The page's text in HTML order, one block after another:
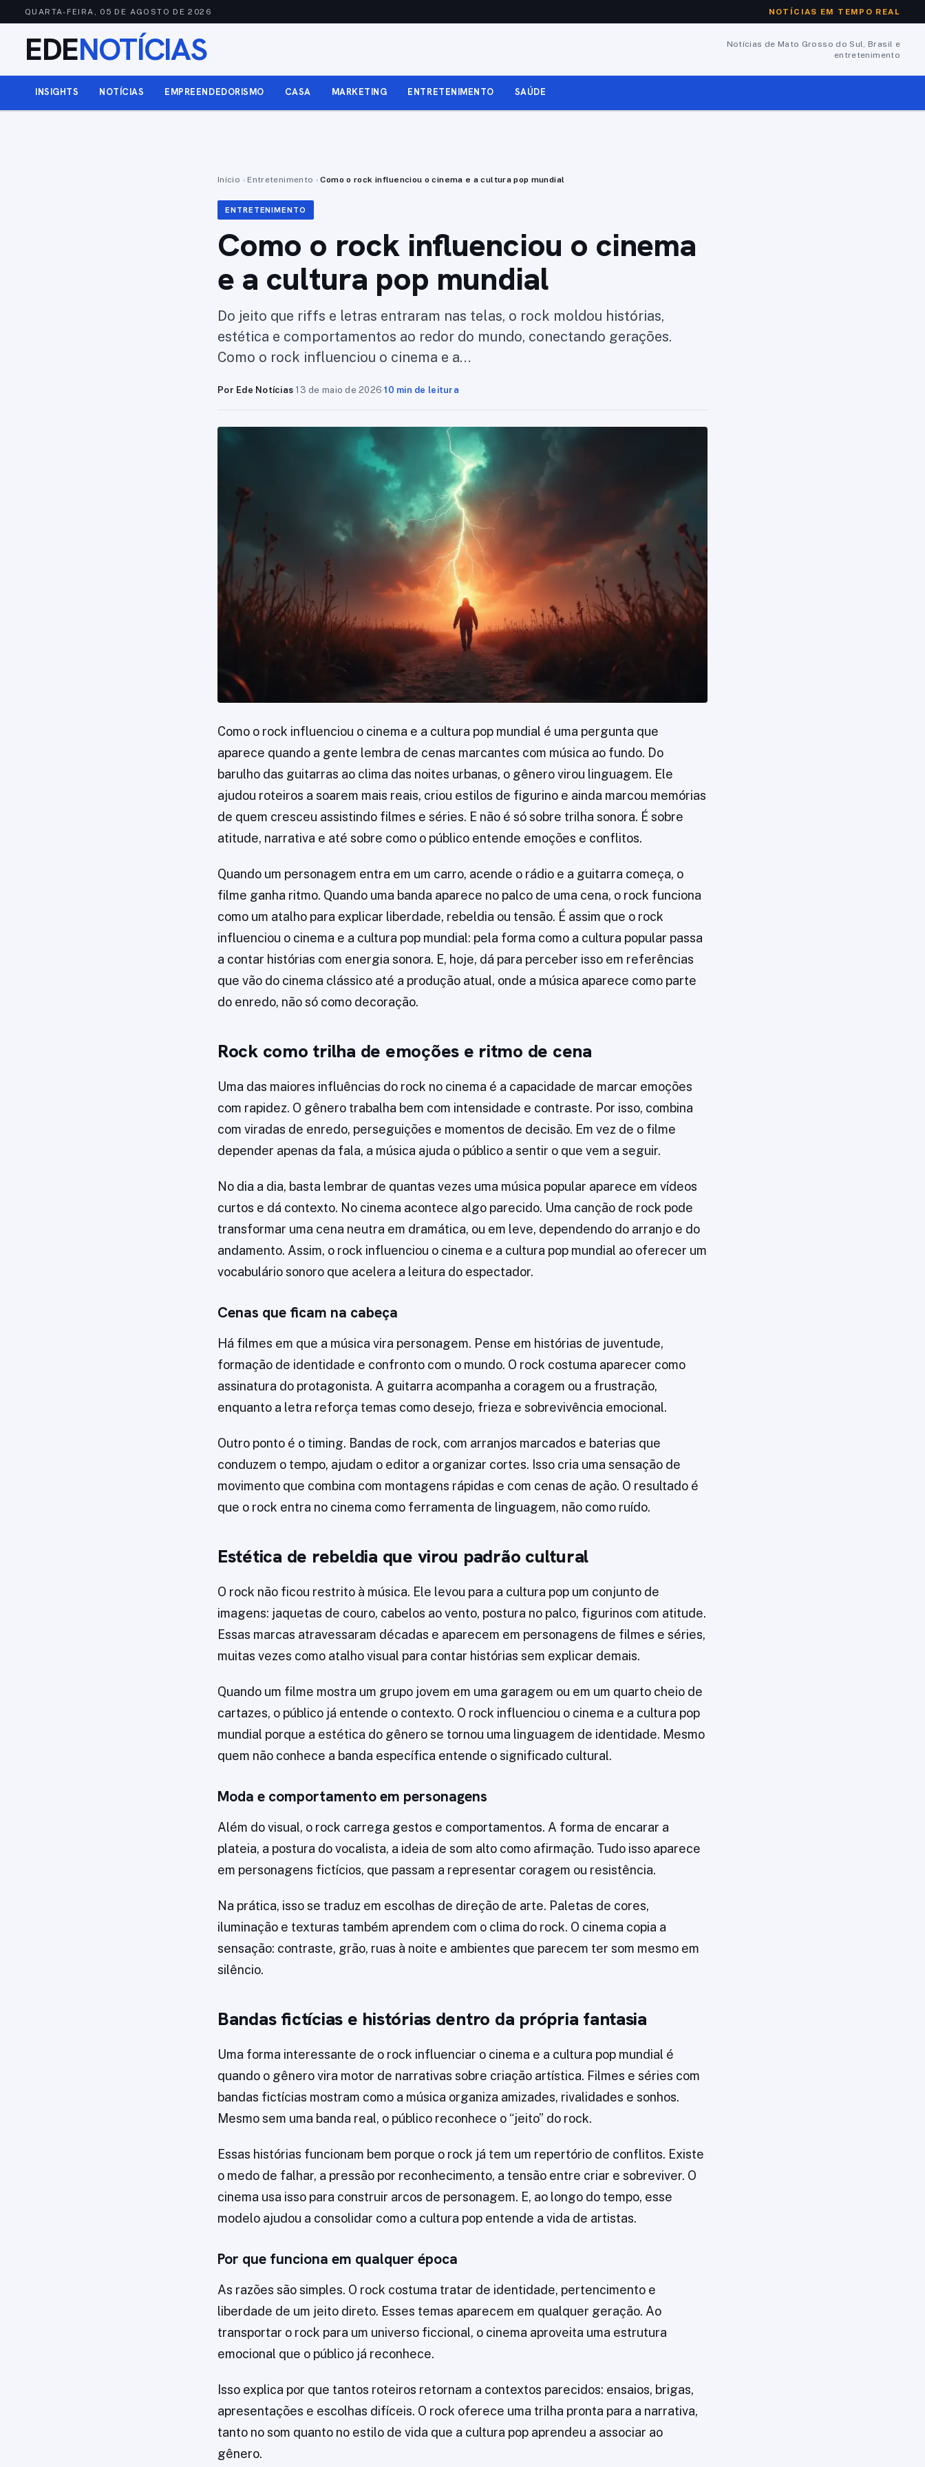
QUARTA-FEIRA, 05 DE AGOSTO DE 2026 NOTÍCIAS EM TEMPO REAL
EDENOTÍCIAS
Notícias de Mato Grosso do Sul, Brasil e
entretenimento
INSIGHTS NOTÍCIAS EMPREENDEDORISMO CASA MARKETING ENTRETENIMENTO SAÚDE
Início › Entretenimento › Como o rock influenciou o cinema e a cultura pop mundial
ENTRETENIMENTO
Como o rock influenciou o cinema
e a cultura pop mundial
Do jeito que riffs e letras entraram nas telas, o rock moldou histórias,
estética e comportamentos ao redor do mundo, conectando gerações.
Como o rock influenciou o cinema e a…
Por Ede Notícias·13 de maio de 2026·10 min de leitura
Como o rock influenciou o cinema e a cultura pop mundial é uma pergunta que
aparece quando a gente lembra de cenas marcantes com música ao fundo. Do
barulho das guitarras ao clima das noites urbanas, o gênero virou linguagem. Ele
ajudou roteiros a soarem mais reais, criou estilos de figurino e ainda marcou memórias
de quem cresceu assistindo filmes e séries. E não é só sobre trilha sonora. É sobre
atitude, narrativa e até sobre como o público entende emoções e conflitos.
Quando um personagem entra em um carro, acende o rádio e a guitarra começa, o
filme ganha ritmo. Quando uma banda aparece no palco de uma cena, o rock funciona
como um atalho para explicar liberdade, rebeldia ou tensão. É assim que o rock
influenciou o cinema e a cultura pop mundial: pela forma como a cultura popular passa
a contar histórias com energia sonora. E, hoje, dá para perceber isso em referências
que vão do cinema clássico até a produção atual, onde a música aparece como parte
do enredo, não só como decoração.
Rock como trilha de emoções e ritmo de cena
Uma das maiores influências do rock no cinema é a capacidade de marcar emoções
com rapidez. O gênero trabalha bem com intensidade e contraste. Por isso, combina
com viradas de enredo, perseguições e momentos de decisão. Em vez de o filme
depender apenas da fala, a música ajuda o público a sentir o que vem a seguir.
No dia a dia, basta lembrar de quantas vezes uma música popular aparece em vídeos
curtos e dá contexto. No cinema acontece algo parecido. Uma canção de rock pode
transformar uma cena neutra em dramática, ou em leve, dependendo do arranjo e do
andamento. Assim, o rock influenciou o cinema e a cultura pop mundial ao oferecer um
vocabulário sonoro que acelera a leitura do espectador.
Cenas que ficam na cabeça
Há filmes em que a música vira personagem. Pense em histórias de juventude,
formação de identidade e confronto com o mundo. O rock costuma aparecer como
assinatura do protagonista. A guitarra acompanha a coragem ou a frustração,
enquanto a letra reforça temas como desejo, frieza e sobrevivência emocional.
Outro ponto é o timing. Bandas de rock, com arranjos marcados e baterias que
conduzem o tempo, ajudam o editor a organizar cortes. Isso cria uma sensação de
movimento que combina com montagens rápidas e com cenas de ação. O resultado é
que o rock entra no cinema como ferramenta de linguagem, não como ruído.
Estética de rebeldia que virou padrão cultural
O rock não ficou restrito à música. Ele levou para a cultura pop um conjunto de
imagens: jaquetas de couro, cabelos ao vento, postura no palco, figurinos com atitude.
Essas marcas atravessaram décadas e aparecem em personagens de filmes e séries,
muitas vezes como atalho visual para contar histórias sem explicar demais.
Quando um filme mostra um grupo jovem em uma garagem ou em um quarto cheio de
cartazes, o público já entende o contexto. O rock influenciou o cinema e a cultura pop
mundial porque a estética do gênero se tornou uma linguagem de identidade. Mesmo
quem não conhece a banda específica entende o significado cultural.
Moda e comportamento em personagens
Além do visual, o rock carrega gestos e comportamentos. A forma de encarar a
plateia, a postura do vocalista, a ideia de som alto como afirmação. Tudo isso aparece
em personagens fictícios, que passam a representar coragem ou resistência.
Na prática, isso se traduz em escolhas de direção de arte. Paletas de cores,
iluminação e texturas também aprendem com o clima do rock. O cinema copia a
sensação: contraste, grão, ruas à noite e ambientes que parecem ter som mesmo em
silêncio.
Bandas fictícias e histórias dentro da própria fantasia
Uma forma interessante de o rock influenciar o cinema e a cultura pop mundial é
quando o gênero vira motor de narrativas sobre criação artística. Filmes e séries com
bandas fictícias mostram como a música organiza amizades, rivalidades e sonhos.
Mesmo sem uma banda real, o público reconhece o “jeito” do rock.
Essas histórias funcionam bem porque o rock já tem um repertório de conflitos. Existe
o medo de falhar, a pressão por reconhecimento, a tensão entre criar e sobreviver. O
cinema usa isso para construir arcos de personagem. E, ao longo do tempo, esse
modelo ajudou a consolidar como a cultura pop entende a vida de artistas.
Por que funciona em qualquer época
As razões são simples. O rock costuma tratar de identidade, pertencimento e
liberdade de um jeito direto. Esses temas aparecem em qualquer geração. Ao
transportar o rock para um universo ficcional, o cinema aproveita uma estrutura
emocional que o público já reconhece.
Isso explica por que tantos roteiros retornam a contextos parecidos: ensaios, brigas,
apresentações e escolhas difíceis. O rock oferece uma trilha pronta para a narrativa,
tanto no som quanto no estilo de vida que a cultura pop aprendeu a associar ao
gênero.